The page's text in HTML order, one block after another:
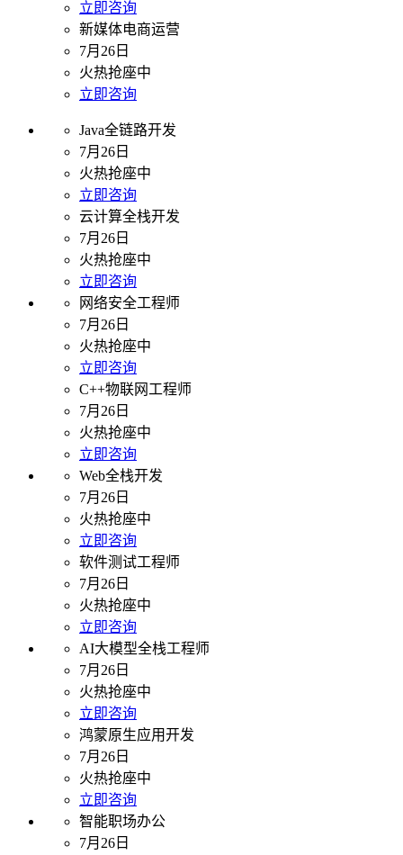
立即咨询
新媒体电商运营
7月26日
火热抢座中
立即咨询
Java全链路开发
7月26日
火热抢座中
立即咨询
云计算全栈开发
7月26日
火热抢座中
立即咨询
网络安全工程师
7月26日
火热抢座中
立即咨询
C++物联网工程师
7月26日
火热抢座中
立即咨询
Web全栈开发
7月26日
火热抢座中
立即咨询
软件测试工程师
7月26日
火热抢座中
立即咨询
AI大模型全栈工程师
7月26日
火热抢座中
立即咨询
鸿蒙原生应用开发
7月26日
火热抢座中
立即咨询
智能职场办公
7月26日